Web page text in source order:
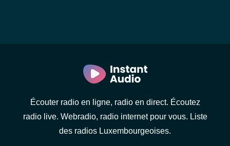
Écouter radio en ligne, radio en direct. Écoutez
radio live. Webradio, radio internet pour vous. Liste
des radios Luxembourgeoises.